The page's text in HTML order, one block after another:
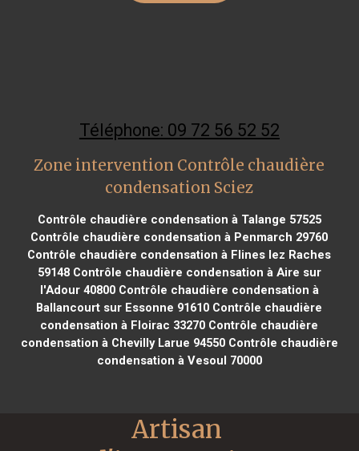
Téléphone: 09 72 56 52 52
Zone intervention Contrôle chaudière
condensation Sciez
Contrôle chaudière condensation à Talange 57525
Contrôle chaudière condensation à Penmarch 29760
Contrôle chaudière condensation à Flines lez Raches
59148Contrôle chaudière condensation à Aire sur
l'Adour 40800Contrôle chaudière condensation à
Ballancourt sur Essonne 91610 Contrôle chaudière
condensation à Floirac 33270 Contrôle chaudière
condensation à Chevilly Larue 94550Contrôle chaudière
condensation à Vesoul 70000
Artisan